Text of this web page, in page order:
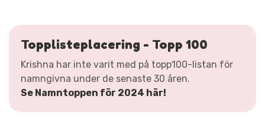
Topplisteplacering - Topp 100
Krishna har inte varit med på topp100-listan för
namngivna under de senaste 30 åren.
Se Namntoppen för 2024 här!